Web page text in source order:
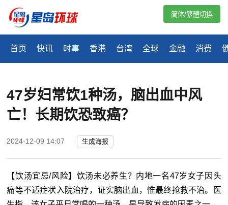
首页 快讯 时事 香港 台湾 全球 金融 消费
简体/繁體切換
47岁妇常饮1种汤，脑出血中风
亡！长期饮恐致癌？
2024-12-09 14:07 生成海报
【饮汤宜忌/风险】饮汤未必养生？内地一名47岁女子因头
痛等不适症状入院治疗，证实脑出血，惟最终抢救不治。医